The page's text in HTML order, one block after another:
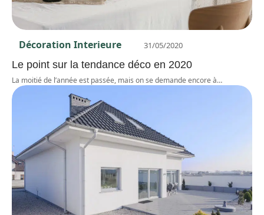
Décoration Interieure 31/05/2020
Le point sur la tendance déco en 2020
La moitié de l’année est passée, mais on se demande encore à…